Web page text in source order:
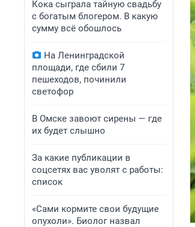
Кока сыграла тайную свадьбу
с богатым блогером. В какую
сумму всё обошлось
На Ленинградской
площади, где сбили 7
пешеходов, починили
светофор
В Омске завоют сирены — где
их будет слышно
За какие публикации в
соцсетях вас уволят с работы:
список
«Сами кормите свои будущие
опухоли». Биолог назвал